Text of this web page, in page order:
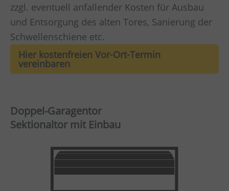
zzgl. eventuell anfallender Kosten für Ausbau
und Entsorgung des alten Tores, Sanierung der
Schwellenschiene etc.
Hier kostenfreien Vor-Ort-Termin
vereinbaren
Doppel-Garagentor
Sektionaltor mit Einbau